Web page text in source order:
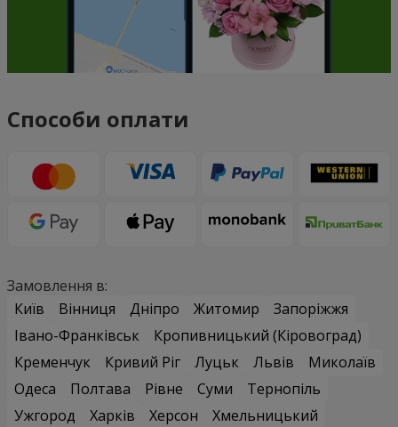
Способи оплати
Замовлення в:
Київ
Вінниця Дніпро Житомир
Запоріжжя
Івано-Франківськ
Кропивницький (Кіровоград)
Кременчук
Кривий Ріг Луцьк Львів
Миколаїв
Одеса
Полтава Рівне Суми
Тернопіль
Ужгород
Харків Херсон
Хмельницький